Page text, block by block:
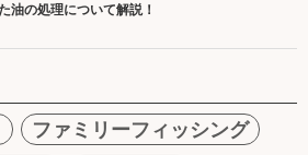
油の処理について解説！
ファミリーフィッシング